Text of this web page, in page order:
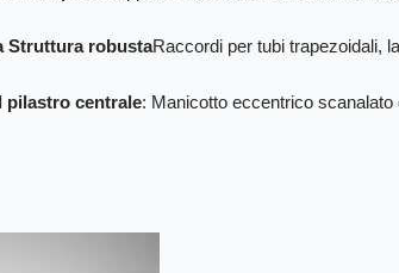
Struttura robustaRaccordi per tubi trapezoidali,
pilastro centrale: Manicotto eccentrico